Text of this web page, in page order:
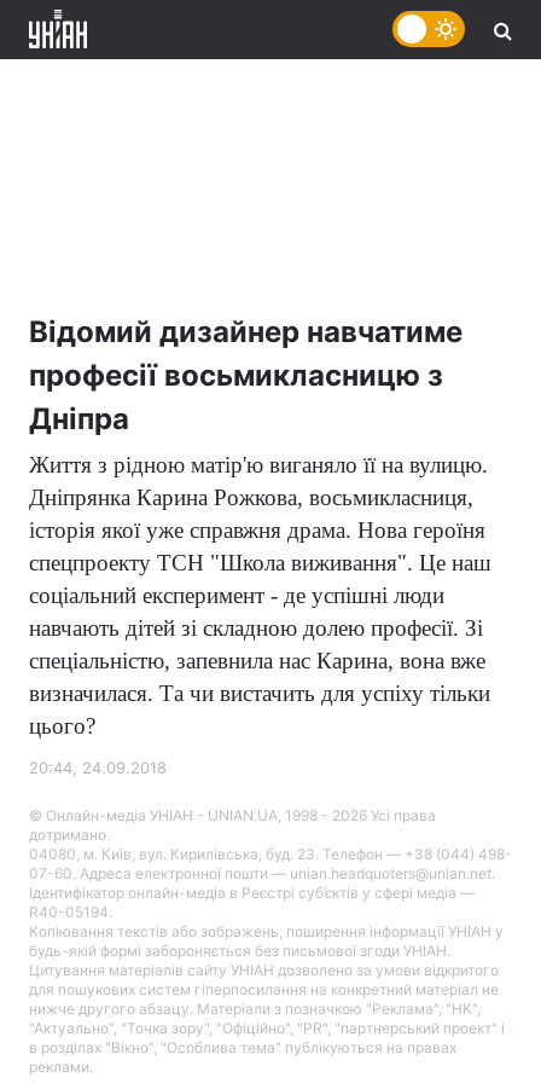
Відомий дизайнер навчатиме
професії восьмикласницю з
Дніпра
Життя з рідною матір'ю виганяло її на вулицю.
Дніпрянка Карина Рожкова, восьмикласниця,
історія якої уже справжня драма. Нова героїня
спецпроекту ТСН "Школа виживання". Це наш
соціальний експеримент - де успішні люди
навчають дітей зі складною долею професії. Зі
спеціальністю, запевнила нас Карина, вона вже
визначилася. Та чи вистачить для успіху тільки
цього?
20:44, 24.09.2018
© Онлайн-медіа УНІАН - UNIAN.UA, 1998 - 2026 Усі права
дотримано.
04080, м. Київ, вул. Кирилівська, буд. 23. Телефон — +38 (044) 498-
07-60. Адреса електронної пошти — unian.headquoters@unian.net.
Ідентифікатор онлайн-медіа в Реєстрі суб’єктів у сфері медіа —
R40-05194.
Копіювання текстів або зображень, поширення інформації УНІАН у
будь-якій формі забороняється без письмової згоди УНІАН.
Цитування матеріалів сайту УНІАН дозволено за умови відкритого
для пошукових систем гіперпосилання на конкретний матеріал не
нижче другого абзацу. Матеріали з позначкою "Реклама", "НК",
"Актуально", "Точка зору", "Офіційно", "PR", "партнерський проект" і
в розділах "Вікно", "Особлива тема" публікуються на правах
реклами.